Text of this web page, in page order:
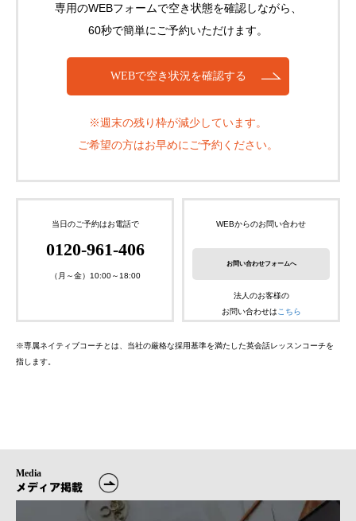
専用のWEBフォームで空き状態を確認しながら、
60秒で簡単にご予約いただけます。
WEBで空き状況を確認する
※週末の残り枠が減少しています。
ご希望の方はお早めにご予約ください。
当日のご予約はお電話で
0120-961-406
（月～金）10:00～18:00
WEBからのお問い合わせ
お問い合わせフォームへ
法人のお客様の
お問い合わせは こちら
※専属ネイティブコーチとは、当社の厳格な採用基準を満たした英会話レッスンコーチを
指します。
Media
メディア掲載